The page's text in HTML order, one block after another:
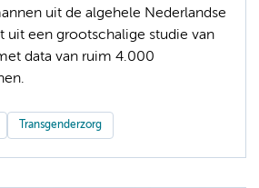
uit de algehele Nederlandse
uit een grootschalige studie van
data van ruim 4.000
Transgenderzorg